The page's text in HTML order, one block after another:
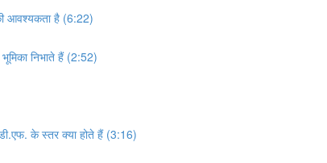
आवश्यकता है (6:22)
निभाते हैं (2:52)
के स्तर क्या होते हैं (3:16)